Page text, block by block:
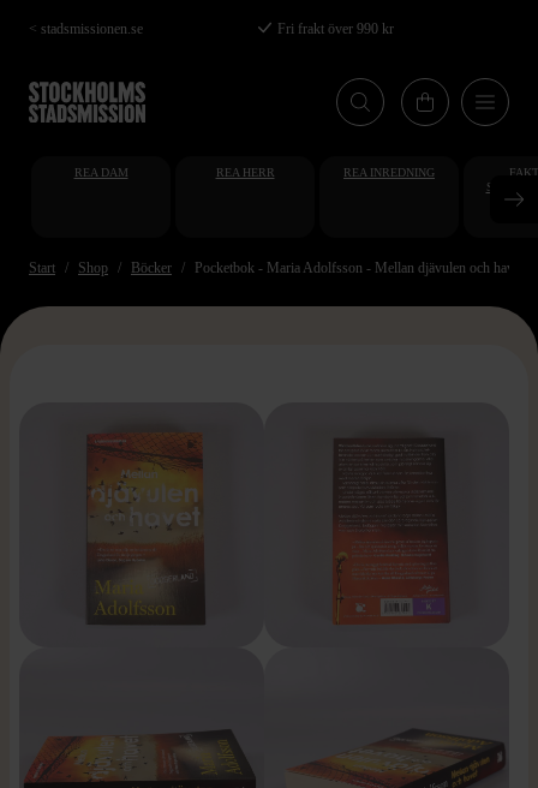
Hoppa
till
huvudinnehåll
< stadsmissionen.se Fri frakt över 990 kr
REA DAM REA HERR REA INREDNING
Start Shop Böcker Pocketbok - Maria Adolfsson - Mellan djävulen och havet
>